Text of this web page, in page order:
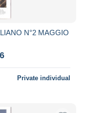
N°2 MAGGIO
Private individual